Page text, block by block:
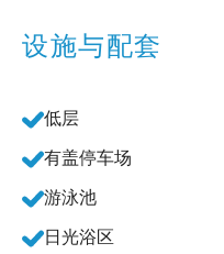
设施与配套
低层
有盖停车场
游泳池
日光浴区